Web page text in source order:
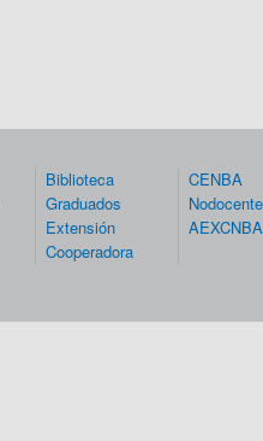
Biblioteca
Graduados
Extensión
Cooperadora
CENBA
AEXCNBA